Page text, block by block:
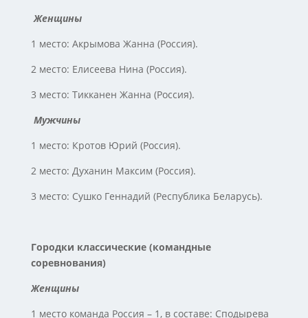
Женщины
1 место: Акрымова Жанна (Россия).
2 место: Елисеева Нина (Россия).
3 место: Тикканен Жанна (Россия).
Мужчины
1 место: Кротов Юрий (Россия).
2 место: Духанин Максим (Россия).
3 место: Сушко Геннадий (Республика Беларусь).
Городки классические (командные
соревнования)
Женщины
1 место команда Россия – 1, в составе: Сподырева